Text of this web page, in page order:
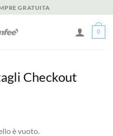
GRATUITA
0
Checkout
è vuoto.